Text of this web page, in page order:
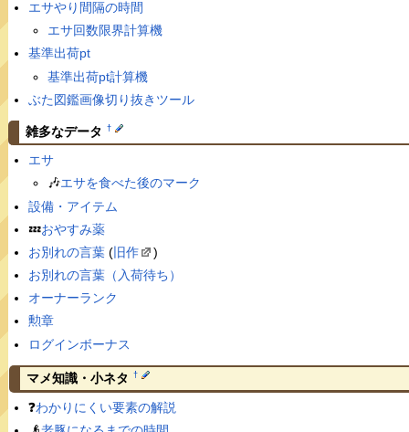
エサやり間隔の時間
エサ回数限界計算機
基準出荷pt
基準出荷pt計算機
ぶた図鑑画像切り抜きツール
雑多なデータ †
エサ
🎶エサを食べた後のマーク
設備・アイテム
💤おやすみ薬
お別れの言葉(旧作
)
お別れの言葉（入荷待ち）
オーナーランク
勲章
ログインボーナス
マメ知識・小ネタ †
❓わかりにくい要素の解説